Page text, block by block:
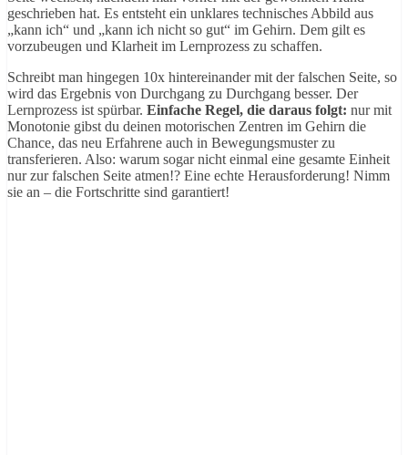
geschrieben hat. Es entsteht ein unklares technisches Abbild aus
„kann ich“ und „kann ich nicht so gut“ im Gehirn. Dem gilt es
vorzubeugen und Klarheit im Lernprozess zu schaffen.
Schreibt man hingegen 10x hintereinander mit der falschen Seite, so
wird das Ergebnis von Durchgang zu Durchgang besser. Der
Lernprozess ist spürbar. Einfache Regel, die daraus folgt: nur mit
Monotonie gibst du deinen motorischen Zentren im Gehirn die
Chance, das neu Erfahrene auch in Bewegungsmuster zu
transferieren. Also: warum sogar nicht einmal eine gesamte Einheit
nur zur falschen Seite atmen!? Eine echte Herausforderung! Nimm
sie an – die Fortschritte sind garantiert!